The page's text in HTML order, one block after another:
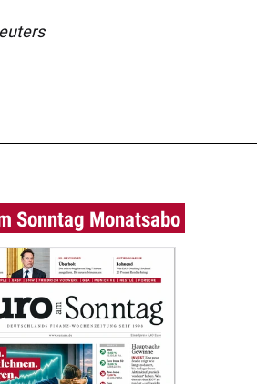
Sonntag Monatsabo